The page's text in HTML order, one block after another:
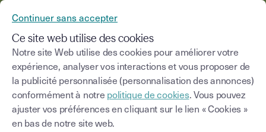
Blog
Choisir une catégorie Saisissez un terme
Continuer sans accepter
Ce site web utilise des cookies
Notre site Web utilise des cookies pour améliorer votre
expérience, analyser vos interactions et vous proposer de
la publicité personnalisée (personnalisation des annonces)
conformément à notre politique de cookies. Vous pouvez
ajuster vos préférences en cliquant sur le lien « Cookies »
en bas de notre site web.